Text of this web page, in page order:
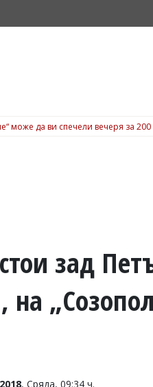
може да ви спечели вечеря за
зад
, Сряда, 09:34 ч.